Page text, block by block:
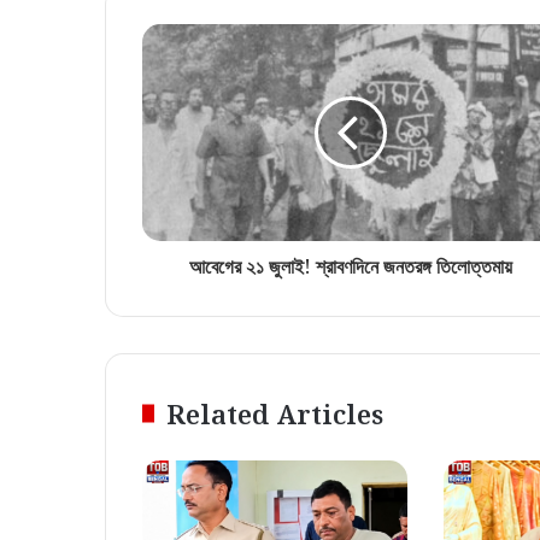
আবেগের ২১ জুলাই! শ্রাবণদিনে জনতরঙ্গ তিলোত্তমায়
Related Articles